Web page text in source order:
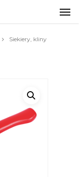
Siekiery, kliny